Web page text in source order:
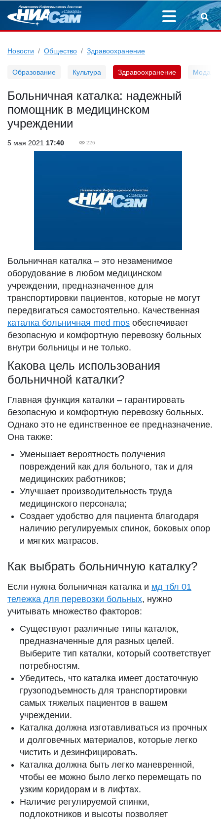
Новости Общество Здравоохранение
Образование Культура Здравоохранение Мода
Больничная каталка: надежный
помощник в медицинском
учреждении
5 мая 2021 17:40 226
Больничная каталка – это незаменимое
оборудование в любом медицинском
учреждении, предназначенное для
транспортировки пациентов, которые не могут
передвигаться самостоятельно. Качественная
каталка больничная med mos обеспечивает
безопасную и комфортную перевозку больных
внутри больницы и не только.
Какова цель использования
больничной каталки?
Главная функция каталки – гарантировать
безопасную и комфортную перевозку больных.
Однако это не единственное ее предназначение.
Она также:
Уменьшает вероятность получения
повреждений как для больного, так и для
медицинских работников;
Улучшает производительность труда
медицинского персонала;
Создает удобство для пациента благодаря
наличию регулируемых спинок, боковых опор
и мягких матрасов.
Как выбрать больничную каталку?
Если нужна больничная каталка и мд тбл 01
тележка для перевозки больных, нужно
учитывать множество факторов:
Существуют различные типы каталок,
предназначенные для разных целей.
Выберите тип каталки, который соответствует
потребностям.
Убедитесь, что каталка имеет достаточную
грузоподъемность для транспортировки
самых тяжелых пациентов в вашем
учреждении.
Каталка должна изготавливаться из прочных
и долговечных материалов, которые легко
чистить и дезинфицировать.
Каталка должна быть легко маневренной,
чтобы ее можно было легко перемещать по
узким коридорам и в лифтах.
Наличие регулируемой спинки,
подлокотников и высоты позволяет